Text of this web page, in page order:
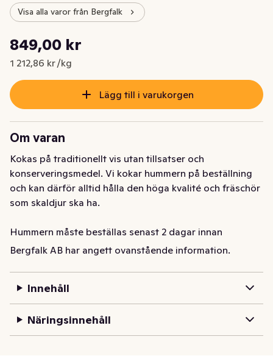
Visa alla varor från Bergfalk
Nuvarande pris är: 849,00 kr
849,00 kr
1 212,86 kr /kg
Styckpris: 1 212,86 kr /kg
Lägg till i varukorgen
Om varan
Kokas på traditionellt vis utan tillsatser och
konserveringsmedel. Vi kokar hummern på beställning
och kan därför alltid hålla den höga kvalité och fräschör
som skaldjur ska ha.
Hummern måste beställas senast 2 dagar innan
leverans. Om du önskar avboka artikeln, måste detta
konserveringsmedel. Vi kokar hummern på beställning
som skaldjur ska ha.
Bergfalk AB har angett ovanstående information.
Innehåll
Näringsinnehåll